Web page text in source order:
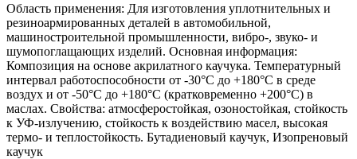
Область применения: Для изготовления уплотнительных и
резиноармированных деталей в автомобильной,
машиностроительной промышленности, вибро-, звуко- и
шумопоглащающих изделий. Основная информация:
Композиция на основе акрилатного каучука. Температурный
интервал работоспособности от -30°С до +180°С в среде
воздух и от -50°С до +180°С (кратковременно +200°С) в
маслах. Свойства: атмосферостойкая, озоностойкая, стойкость
к УФ-излучению, стойкость к воздействию масел, высокая
термо- и теплостойкость. Бутадиеновый каучук, Изопреновый
каучук